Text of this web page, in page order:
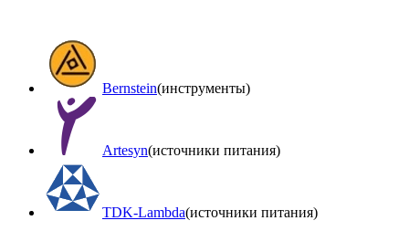
Bernstein(инструменты)
Artesyn(источники питания)
TDK-Lambda(источники питания)